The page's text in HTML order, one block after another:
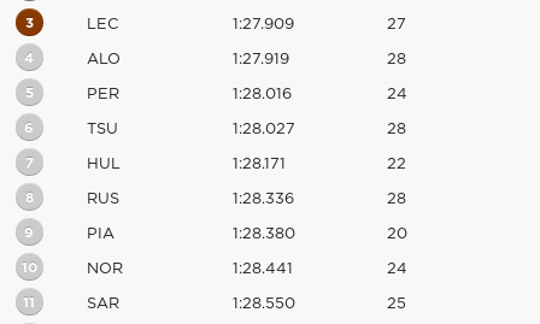
3 LEC 1:27.909 27
4 ALO 1:27.919 28
5 PER 1:28.016 24
6 TSU 1:28.027 28
7 HUL 1:28.171 22
8 RUS 1:28.336 28
9 PIA 1:28.380 20
10 NOR 1:28.441 24
11 SAR 1:28.550 25